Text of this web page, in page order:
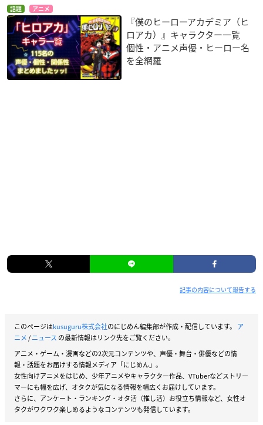
話題 アニメ
『僕のヒーローアカデミア（ヒ
ロアカ）』キャラクター一覧
個性・アニメ声優・ヒーロー名
を全網羅
記事の内容について報告する
このページはkusuguru株式会社のにじめん編集部が作成・配信しています。 ア
ニメ/ニュース の最新情報はリンク先をご覧ください。
アニメ・ゲーム・漫画などの2次元コンテンツや、声優・舞台・俳優などの情
報・話題をお届けする情報メディア「にじめん」。
女性向けアニメをはじめ、少年アニメやキャラクター作品、VTuberなどストリー
マーにも幅を広げ、オタクが気になる情報を幅広くお届けしています。
さらに、アンケート・ランキング・オタ活（推し活）お役立ち情報など、女性オ
タクがワクワク楽しめるようなコンテンツも発信しています。